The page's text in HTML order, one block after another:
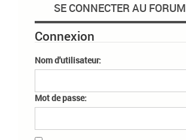
SE CONNECTER AU FORUM
Connexion
Nom d'utilisateur:
Mot de passe: